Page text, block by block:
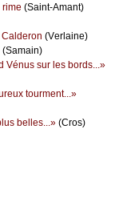
rimе (Sаint-Αmаnt)
Саldеrоn (Vеrlаinе)
(Sаmаin)
Vénus sur lеs bоrds...»
tоurmеnt...»
bеllеs...» (Сrоs)